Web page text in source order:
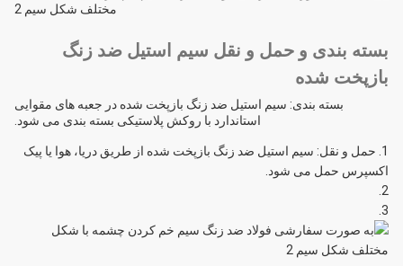
بسته بندی و حمل و نقل سیم استیل ضد زنگ
بازپخت شده
بسته بندی: سیم استیل ضد زنگ بازپخت شده در جعبه های مقوایی
استاندارد با روکش پلاستیکی بسته بندی می شود.
حمل و نقل: سیم استیل ضد زنگ بازپخت شده از طریق دریا، هوا یا پیک
اکسپرس حمل می شود.